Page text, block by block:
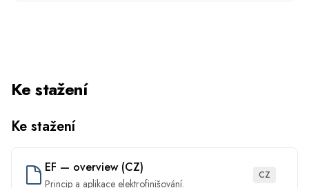
Ke stažení
Ke stažení
EF — overview (CZ)
Princip a aplikace elektrofinišování.
CZ